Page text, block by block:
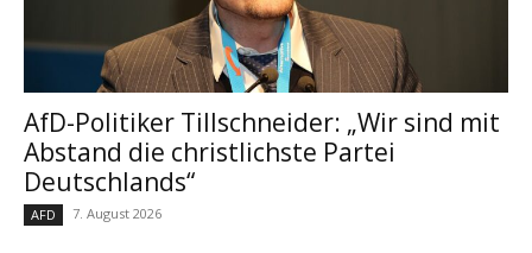
AfD-Politiker Tillschneider: „Wir sind mit
Abstand die christlichste Partei
Deutschlands“
AFD 7. August 2026